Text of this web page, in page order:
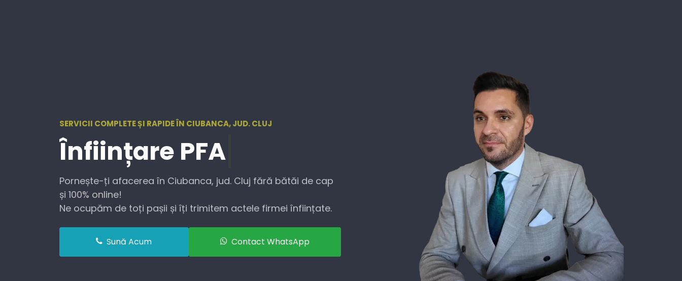
SERVICII COMPLETE ȘI RAPIDE ÎN CIUBANCA, JUD. CLUJ
Înființare PFA
Pornește-ți afacerea în Ciubanca, jud. Cluj fără bătăi de cap
și 100% online!
Ne ocupăm de toți pașii și îți trimitem actele firmei înființate.
Sună Acum Contact WhatsApp